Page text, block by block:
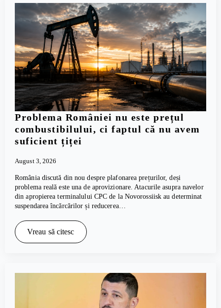
Problema României nu este prețul
combustibilului, ci faptul că nu avem
suficient țiței
August 3, 2026
România discută din nou despre plafonarea prețurilor, deși
problema reală este una de aprovizionare. Atacurile asupra navelor
din apropierea terminalului CPC de la Novorossiisk au determinat
suspendarea încărcărilor și reducerea…
Vreau să citesc